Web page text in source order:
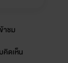
าชม
คิดเห็น